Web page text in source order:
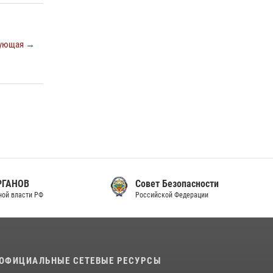
→
Совет Безопасности
Российской Федерации
СЕТЕВЫЕ РЕСУРСЫ